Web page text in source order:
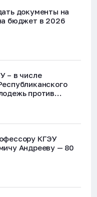
документы на
бюджет в 2026
– в числе
против
КГЭУ
Андрееву — 80